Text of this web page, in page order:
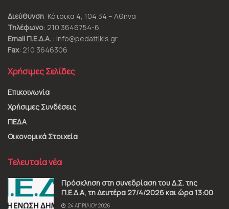
Διεύθυνση: Κότσικα 4, 104 34 – Αθήνα
Τηλέφωνο: 210 3646754-6
Email Π.Ε.Δ.Α. : info@pedattikis.gr
Fax: 210 3646306
Χρήσιμες Σελίδες
Επικοινωνία
Χρήσιμες Συνδέσεις
ΠΕΔΑ
Οικονομικά Στοιχεία
Τελευταία νέα
Πρόσκληση στη συνεδρίαση του Δ.Σ. της
Π.Ε.Δ.Α, τη Δευτέρα 27/4/2026 και ώρα 13:00
24 ΑΠΡΙΛΊΟΥ 2026